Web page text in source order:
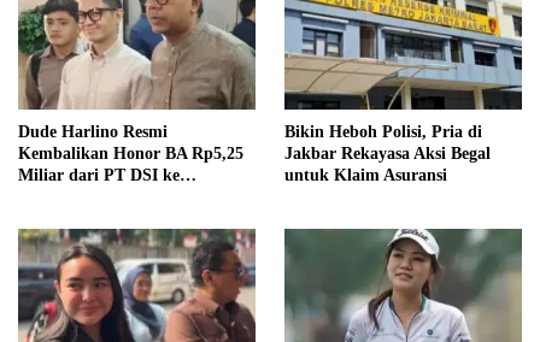
Dude Harlino Resmi
Kembalikan Honor BA Rp5,25
Miliar dari PT DSI ke
Bikin Heboh Polisi, Pria di
Jakbar Rekayasa Aksi Begal
untuk Klaim Asuransi